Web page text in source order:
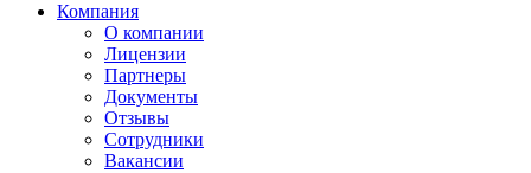
Компания
О компании
Лицензии
Партнеры
Документы
Отзывы
Сотрудники
Вакансии